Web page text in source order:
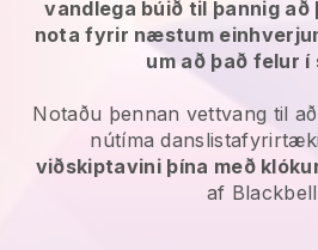
vandlega búið til þannig að
nota fyrir næstum
um að það felur í
Notaðu þennan vettvang til
nútíma
viðskiptavini þína með
af Blackbell